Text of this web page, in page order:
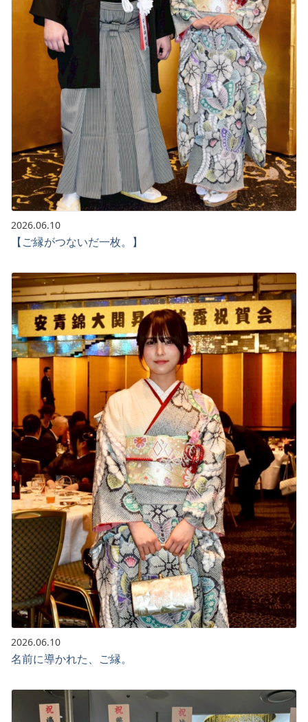
2026.06.10
【ご縁がつないだ一枚。】
2026.06.10
名前に導かれた、ご縁。